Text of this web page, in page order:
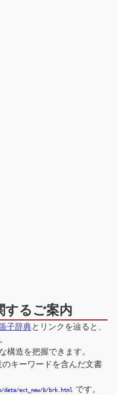
するご案内
子辞典とリンクを辿ると、
構造を把握できます。
キーワードを含んだ文書
data/ext_new/b/brk.html です。